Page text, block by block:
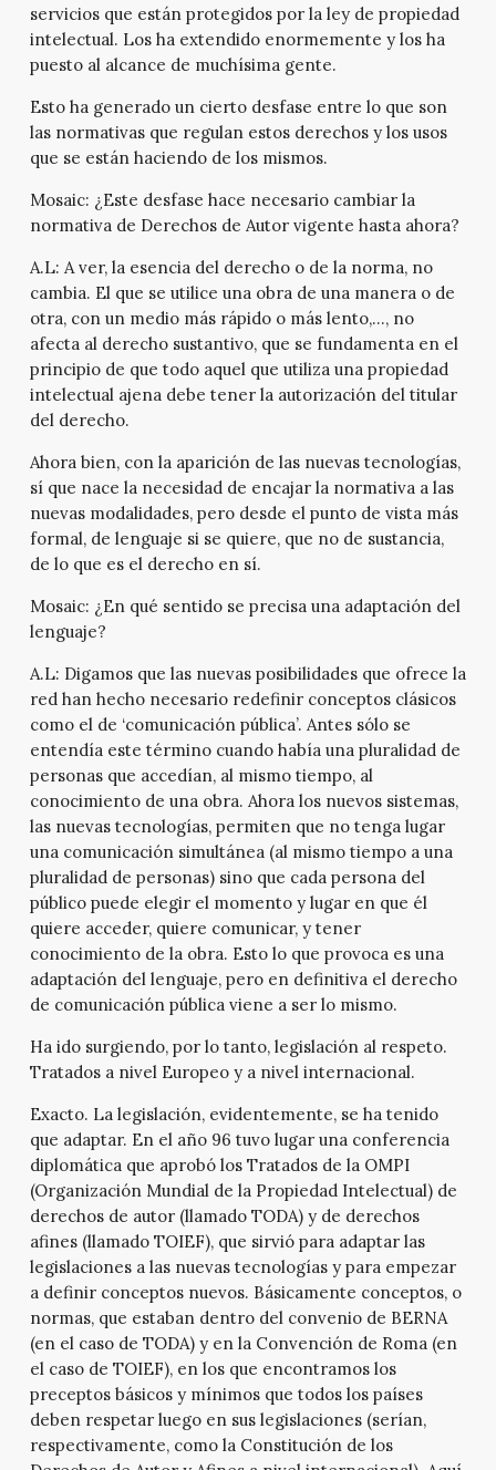
servicios que están protegidos por la ley de propiedad
intelectual. Los ha extendido enormemente y los ha
puesto al alcance de muchísima gente.
Esto ha generado un cierto desfase entre lo que son
las normativas que regulan estos derechos y los usos
que se están haciendo de los mismos.
Mosaic: ¿Este desfase hace necesario cambiar la
normativa de Derechos de Autor vigente hasta ahora?
A.L: A ver, la esencia del derecho o de la norma, no
cambia. El que se utilice una obra de una manera o de
otra, con un medio más rápido o más lento,…, no
afecta al derecho sustantivo, que se fundamenta en el
principio de que todo aquel que utiliza una propiedad
intelectual ajena debe tener la autorización del titular
del derecho.
Ahora bien, con la aparición de las nuevas tecnologías,
sí que nace la necesidad de encajar la normativa a las
nuevas modalidades, pero desde el punto de vista más
formal, de lenguaje si se quiere, que no de sustancia,
de lo que es el derecho en sí.
Mosaic: ¿En qué sentido se precisa una adaptación del
lenguaje?
A.L: Digamos que las nuevas posibilidades que ofrece la
red han hecho necesario redefinir conceptos clásicos
como el de ‘comunicación pública’. Antes sólo se
entendía este término cuando había una pluralidad de
personas que accedían, al mismo tiempo, al
conocimiento de una obra. Ahora los nuevos sistemas,
las nuevas tecnologías, permiten que no tenga lugar
una comunicación simultánea (al mismo tiempo a una
pluralidad de personas) sino que cada persona del
público puede elegir el momento y lugar en que él
quiere acceder, quiere comunicar, y tener
conocimiento de la obra. Esto lo que provoca es una
adaptación del lenguaje, pero en definitiva el derecho
de comunicación pública viene a ser lo mismo.
Ha ido surgiendo, por lo tanto, legislación al respeto.
Tratados a nivel Europeo y a nivel internacional.
Exacto. La legislación, evidentemente, se ha tenido
que adaptar. En el año 96 tuvo lugar una conferencia
diplomática que aprobó los Tratados de la OMPI
(Organización Mundial de la Propiedad Intelectual) de
derechos de autor (llamado TODA) y de derechos
afines (llamado TOIEF), que sirvió para adaptar las
legislaciones a las nuevas tecnologías y para empezar
a definir conceptos nuevos. Básicamente conceptos, o
normas, que estaban dentro del convenio de BERNA
(en el caso de TODA) y en la Convención de Roma (en
el caso de TOIEF), en los que encontramos los
preceptos básicos y mínimos que todos los países
deben respetar luego en sus legislaciones (serían,
respectivamente, como la Constitución de los